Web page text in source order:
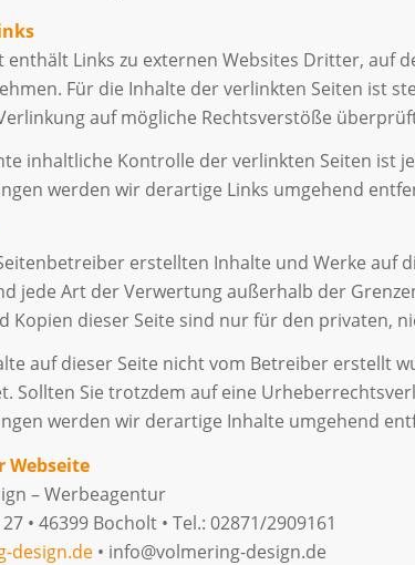
enthält Links zu externen Websites Dritter, auf
Für die Inhalte der verlinkten Seiten ist
auf mögliche Rechtsverstöße
inhaltliche Kontrolle der verlinkten Seiten ist
werden wir derartige Links umgehend
erstellten Inhalte und Werke auf
jede Art der Verwertung außerhalb der
Kopien dieser Seite sind nur für den privaten,
auf dieser Seite nicht vom Betreiber erstellt
Sollten Sie trotzdem auf eine
werden wir derartige Inhalte umgehend
Webseite
– Werbeagentur
• 46399 Bocholt • Tel.: 02871/2909161
design.de • info@volmering-design.de